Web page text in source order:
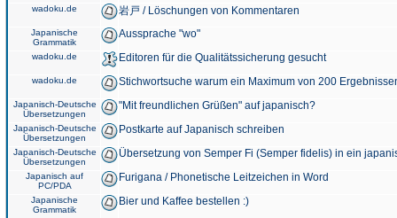
wadoku.de 岩戸 / Löschungen von Kommentaren
Japanische
Grammatik
Aussprache "wo"
wadoku.de Editoren für die Qualitätssicherung gesucht
wadoku.de Stichwortsuche warum ein Maximum von 200
Japanisch-Deutsche
Übersetzungen
"Mit freundlichen Grüßen" auf japanisch?
Japanisch-Deutsche
Übersetzungen
Postkarte auf Japanisch schreiben
Japanisch-Deutsche
Übersetzungen
Übersetzung von Semper Fi (Semper fidelis) in ein
Japanisch auf
PC/PDA
Furigana / Phonetische Leitzeichen in Word
Japanische
Grammatik
Bier und Kaffee bestellen :)